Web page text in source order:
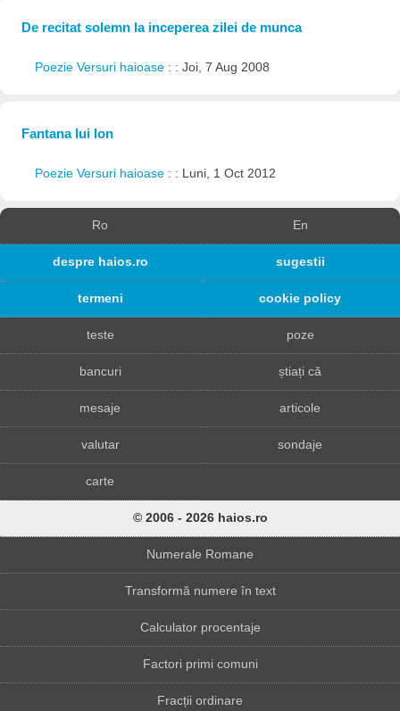
De recitat solemn la inceperea zilei de munca
Poezie Versuri haioase : : Joi, 7 Aug 2008
Fantana lui Ion
Poezie Versuri haioase : : Luni, 1 Oct 2012
Ro En
despre haios.ro sugestii
termeni cookie policy
teste poze
bancuri știați că
mesaje articole
valutar sondaje
carte
© 2006 - 2026 haios.ro
Numerale Romane
Transformă numere în text
Calculator procentaje
Factori primi comuni
Fracții ordinare